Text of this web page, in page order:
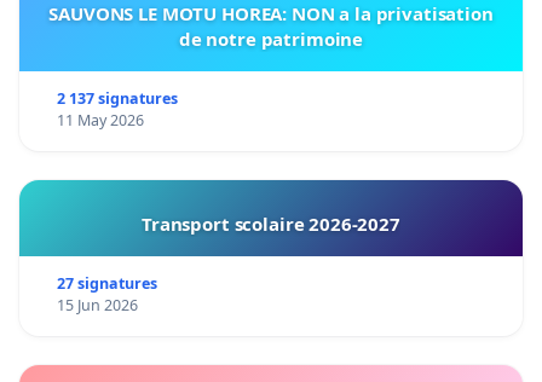
SAUVONS LE MOTU HOREA: NON a la privatisation
de notre patrimoine
2 137 signatures
11 May 2026
Transport scolaire 2026-2027
27 signatures
15 Jun 2026